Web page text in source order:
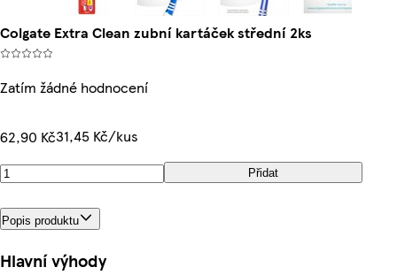
Colgate Extra Clean zubní kartáček střední 2ks
Zatím žádné hodnocení
62,90 Kč31,45 Kč/kus
Přidat
Popis produktu
Hlavní výhody